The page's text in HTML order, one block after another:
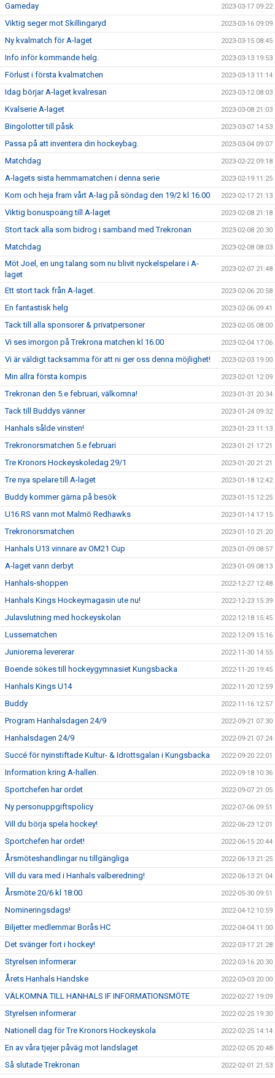
Gameday 2023-03-17 09:22
Viktig seger mot Skillingaryd 2023-03-16 09:09
Ny kvalmatch för A-laget 2023-03-15 08:45
Info inför kommande helg. 2023-03-13 19:53
Förlust i första kvalmatchen 2023-03-13 11:14
Idag börjar A-laget kvalresan 2023-03-12 08:03
Kvalserie A-laget 2023-03-08 21:03
Bingolotter till påsk 2023-03-07 14:53
Passa på att inventera din hockeybag. 2023-03-04 09:07
Matchdag 2023-02-22 09:18
A-lagets sista hemmamatchen i denna serie 2023-02-19 11:25
Kom och heja fram vårt A-lag på söndag den 19/2 kl 16.00 2023-02-17 21:13
Viktig bonuspoäng till A-laget 2023-02-08 21:18
Stort tack alla som bidrog i samband med Trekronan 2023-02-08 20:30
Matchdag 2023-02-08 08:03
Möt Joel, en ung talang som nu blivit nyckelspelare i A-
laget
2023-02-07 21:48
Ett stort tack från A-laget. 2023-02-06 20:58
En fantastisk helg 2023-02-06 09:41
Tack till alla sponsorer & privatpersoner 2023-02-05 08:00
Vi ses imorgon på Trekrona matchen kl 16.00 2023-02-04 17:06
Vi är väldigt tacksamma för att ni ger oss denna möjlighet! 2023-02-03 19:00
Min allra första kompis 2023-02-01 12:09
Trekronan den 5.e februari, välkomna! 2023-01-31 20:34
Tack till Buddys vänner 2023-01-24 09:32
Hanhals sålde vinsten! 2023-01-23 11:13
Trekronorsmatchen 5.e februari 2023-01-21 17:21
Tre Kronors Hockeyskoledag 29/1 2023-01-20 21:21
Tre nya spelare till A-laget 2023-01-18 12:42
Buddy kommer gärna på besök 2023-01-15 12:25
U16 RS vann mot Malmö Redhawks 2023-01-14 17:15
Trekronorsmatchen 2023-01-10 21:20
Hanhals U13 vinnare av OM21 Cup 2023-01-09 08:57
A-laget vann derbyt 2023-01-09 08:13
Hanhals-shoppen 2022-12-27 12:48
Hanhals Kings Hockeymagasin ute nu! 2022-12-23 15:39
Julavslutning med hockeyskolan 2022-12-18 15:45
Lussematchen 2022-12-09 15:16
Juniorerna levererar 2022-11-30 14:55
Boende sökes till hockeygymnasiet Kungsbacka 2022-11-20 19:45
Hanhals Kings U14 2022-11-20 12:59
Buddy 2022-11-16 12:57
Program Hanhalsdagen 24/9 2022-09-21 07:30
Hanhalsdagen 24/9 2022-09-21 07:24
Succé för nyinstiftade Kultur- & Idrottsgalan i Kungsbacka 2022-09-20 22:01
Information kring A-hallen. 2022-09-18 10:36
Sportchefen har ordet 2022-09-07 21:05
Ny personuppgiftspolicy 2022-07-06 09:51
Vill du börja spela hockey! 2022-06-23 12:01
Sportchefen har ordet! 2022-06-15 20:44
Årsmöteshandlingar nu tillgängliga 2022-06-13 21:25
Vill du vara med i Hanhals valberedning! 2022-06-13 21:04
Årsmöte 20/6 kl 18:00 2022-05-30 09:51
Nomineringsdags! 2022-04-12 10:59
Biljetter medlemmar Borås HC 2022-04-04 11:00
Det svänger fort i hockey! 2022-03-17 21:28
Styrelsen informerar 2022-03-16 20:30
Årets Hanhals Handske 2022-03-03 20:00
VÄLKOMNA TILL HANHALS IF INFORMATIONSMÖTE 2022-02-27 19:09
Styrelsen informerar 2022-02-25 19:30
Nationell dag för Tre Kronors Hockeyskola 2022-02-25 14:14
En av våra tjejer påväg mot landslaget 2022-02-05 20:48
Så slutade Trekronan 2022-02-01 21:53